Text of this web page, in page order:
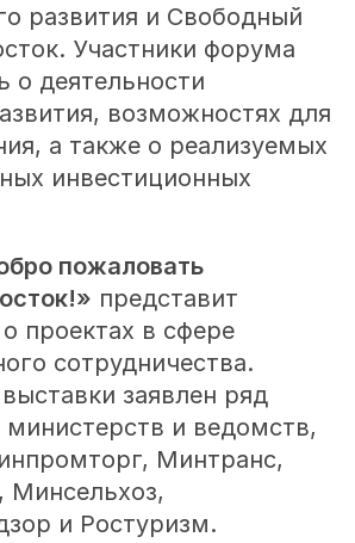
развития и Свободный
Участники форума
о деятельности
возможностях для
а также о реализуемых
инвестиционных
пожаловать
представит
проектах в сфере
сотрудничества.
заявлен ряд
и ведомств,
Минтранс,
и Ростуризм.